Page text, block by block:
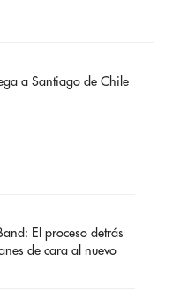
a Santiago de Chile
El proceso detrás
de cara al nuevo